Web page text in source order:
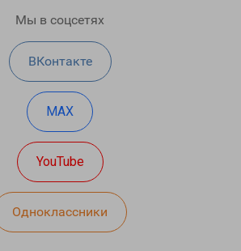
Мы в соцсетях
ВКонтакте
MAX
YouTube
Одноклассники